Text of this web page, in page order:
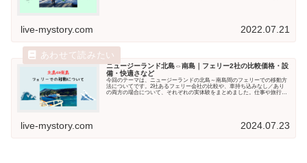
live-mystory.com 2022.07.21
ニュージーランド北島⇔南島｜フェリー2社の比較価格・設
備・快適さなど
今回のテーマは、ニュージーランドの北島～南島間のフェリーでの移動方
法についてです。2社あるフェリー会社の比較や、車持ち込みなし／あり
の両方の場合について、それぞれの実体験をまとめました。仕事や旅行で
live-mystory.com 2024.07.23